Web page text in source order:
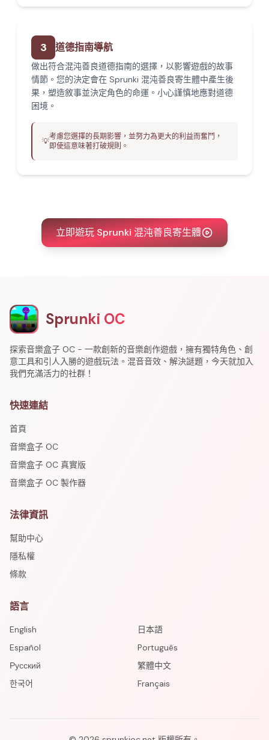
3 道德指南導航
做出符合混沌善良道德指南的選擇，以影響遊戲的故事
情節。您的決定會在 Sprunki 混沌善良寄生體中產生後
果，塑造敘事並決定角色的命運。小心謹慎地應對道德
困境。
💡考慮您選擇的長期影響，並努力為更大的利益而奮鬥，
即使這意味著打破規則。
立即遊玩 Sprunki 混沌善良寄生體
Sprunki OC
探索音樂盒子 OC - 一款創新的音樂創作遊戲，擁有獨特角色、創
意工具和引人入勝的遊戲玩法。混音音效、解決謎題，今天就加入
我們充滿活力的社群！
快速連結
首頁
音樂盒子 OC
音樂盒子 OC 真實版
音樂盒子 OC 製作器
法律資訊
幫助中心
隱私權
條款
語言
English
日本語
Español
Português
Русский
繁體中文
한국어
Français